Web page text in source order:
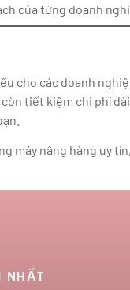
của từng doanh
cho các doanh
tiết kiệm chi phí
máy nâng hàng uy
NHẤT